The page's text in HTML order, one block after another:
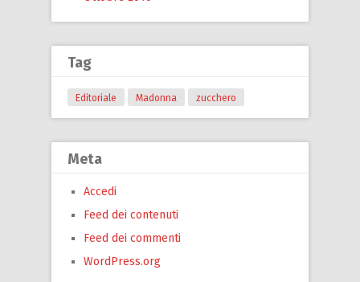
Tag
Editoriale Madonna zucchero
Meta
Accedi
Feed dei contenuti
Feed dei commenti
WordPress.org